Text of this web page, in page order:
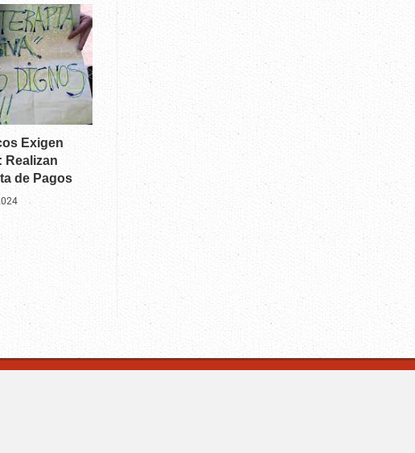
Exigen
Realizan
de Pagos